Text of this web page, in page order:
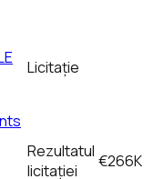
Licitație
Rezultatul
licitației
€266K